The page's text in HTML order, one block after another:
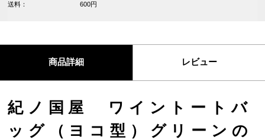
送料： 600円
商品詳細 レビュー
紀ノ国屋 ワイントートバ
ッグ（ヨコ型）グリーンの